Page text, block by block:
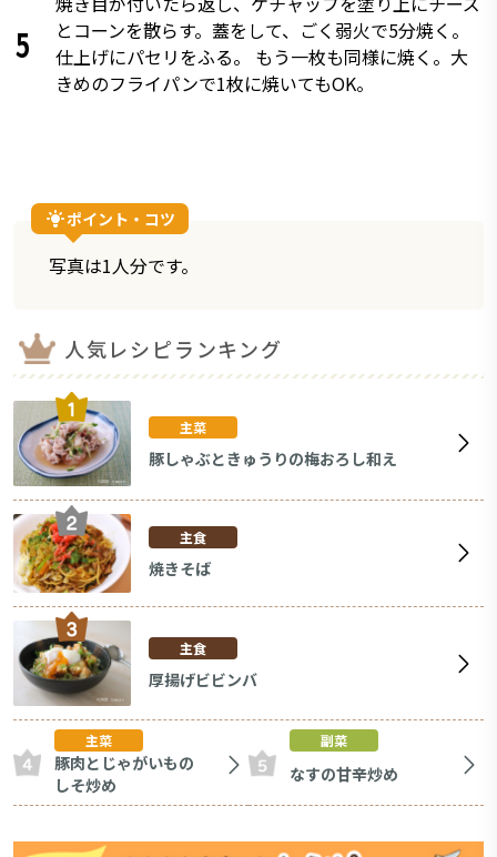
5
とコーンを散らす。蓋をして、ごく弱火で5分焼く。
仕上げにパセリをふる。 もう一枚も同様に焼く。大
きめのフライパンで1枚に焼いてもOK。
ポイント・コツ
写真は1人分です。
人気レシピランキング
主菜
豚しゃぶときゅうりの梅おろし和え
主食
焼きそば
主食
厚揚げビビンバ
主菜
豚肉とじゃがいもの
しそ炒め
副菜
なすの甘辛炒め